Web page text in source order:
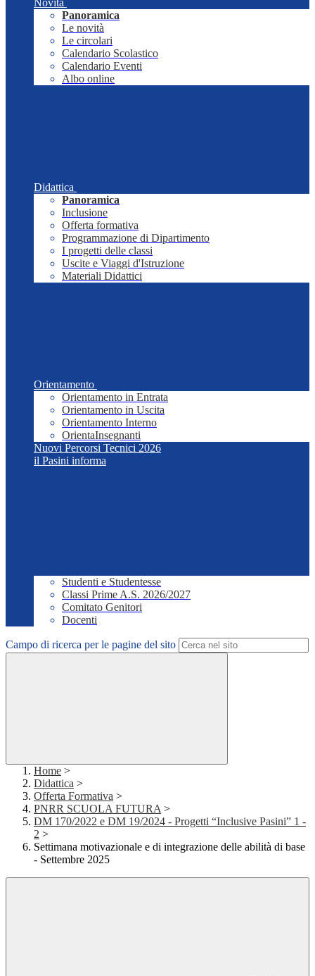
Novità
Panoramica
Le novità
Le circolari
Calendario Scolastico
Calendario Eventi
Albo online
Didattica
Panoramica
Inclusione
Offerta formativa
Programmazione di Dipartimento
I progetti delle classi
Uscite e Viaggi d'Istruzione
Materiali Didattici
Orientamento
Orientamento in Entrata
Orientamento in Uscita
Orientamento Interno
OrientaInsegnanti
Nuovi Percorsi Tecnici 2026
il Pasini informa
Studenti e Studentesse
Classi Prime A.S. 2026/2027
Comitato Genitori
Docenti
Campo di ricerca per le pagine del sito
Home >
Didattica >
Offerta Formativa >
PNRR SCUOLA FUTURA >
DM 170/2022 e DM 19/2024 - Progetti “Inclusive Pasini” 1 -
2 >
Settimana motivazionale e di integrazione delle abilità di base
- Settembre 2025